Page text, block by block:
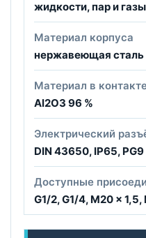
жидкости, пар и газы
Материал корпуса
нержавеющая сталь
Материал в
Al2O3 96 %
Электрический
DIN 43650, IP65, PG9
Доступные
G1/2, G1/4, M20 × 1,5,